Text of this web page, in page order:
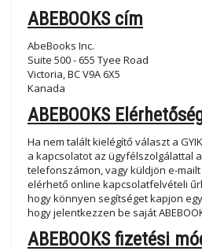
ABEBOOKS cím
AbeBooks Inc.
Suite 500 - 655 Tyee Road
Victoria, BC V9A 6X5
Kanada
ABEBOOKS
Ha nem talált kielégítő választ a
a kapcsolatot az ügyfélszolgálattal
telefonszámon, vagy küldjön e-
elérhető online kapcsolatfelvételi
hogy könnyen segítséget kapjon
hogy jelentkezzen be saját
ABEBOOKS fizetési